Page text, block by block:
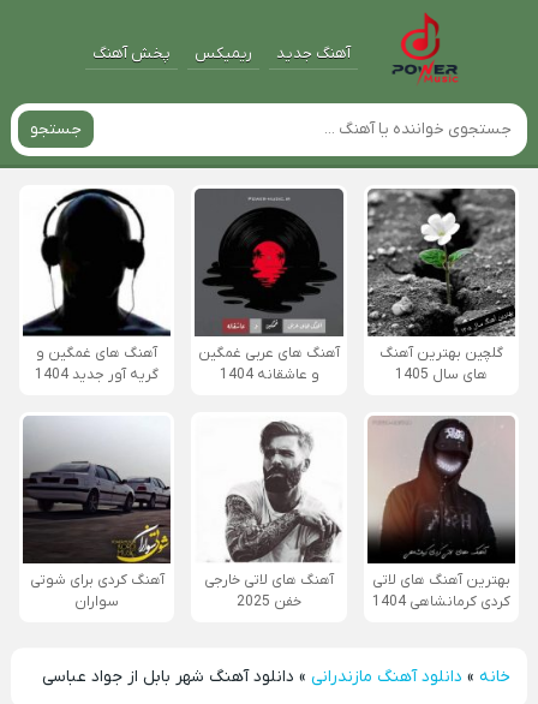
آهنگ جدید ریمیکس پخش آهنگ
جستجو
گلچین بهترین آهنگ
های سال 1405
آهنگ های عربی غمگین
و عاشقانه 1404
آهنگ های غمگین و
گریه آور جدید 1404
بهترین آهنگ های لاتی
کردی کرمانشاهی 1404
آهنگ های لاتی خارجی
خفن 2025
آهنگ کردی برای شوتی
سواران
خانه» دانلود آهنگ مازندرانی» دانلود آهنگ شهر بابل از جواد عباسی